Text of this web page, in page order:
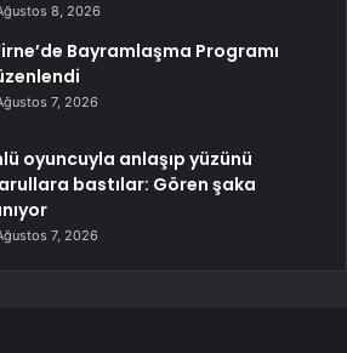
8, 2026
Bayramlaşma Programı
7, 2026
oyuncuyla anlaşıp yüzünü
bastılar: Gören şaka
7, 2026